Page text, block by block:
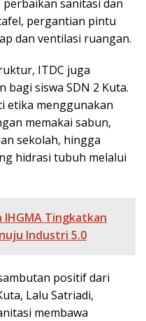
sanitasi dan
pergantian pintu
dan ventilasi ruangan.
ITDC juga
bagi siswa SDN 2 Kuta.
etika menggunakan
memakai sabun,
sekolah, hingga
hidrasi tubuh melalui
IHGMA Tingkatkan
Industri 5.0
positif dari
Lalu Satriadi,
membawa